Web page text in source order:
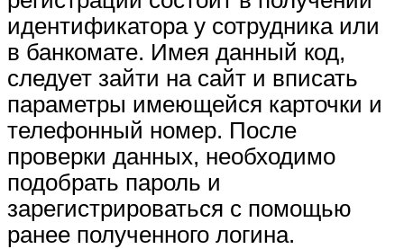
идентификатора у сотрудника или
в банкомате. Имея данный код,
следует зайти на сайт и вписать
параметры имеющейся карточки и
телефонный номер. После
проверки данных, необходимо
подобрать пароль и
зарегистрироваться с помощью
ранее полученного логина.